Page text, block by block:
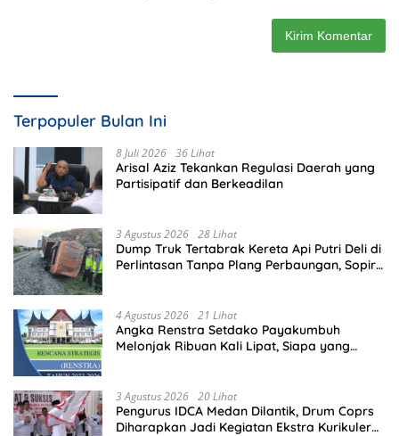
Terpopuler Bulan Ini
8 Juli 2026 36 Lihat
Arisal Aziz Tekankan Regulasi Daerah yang
Partisipatif dan Berkeadilan
3 Agustus 2026 28 Lihat
Dump Truk Tertabrak Kereta Api Putri Deli di
Perlintasan Tanpa Plang Perbaungan, Sopir
4 Agustus 2026 21 Lihat
Angka Renstra Setdako Payakumbuh
Melonjak Ribuan Kali Lipat, Siapa yang
3 Agustus 2026 20 Lihat
Pengurus IDCA Medan Dilantik, Drum Coprs
Diharapkan Jadi Kegiatan Ekstra Kurikuler